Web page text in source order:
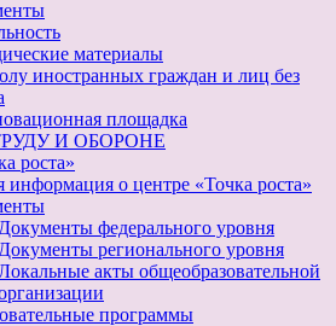
материалы
иностранных граждан и лиц без
площадка
И ОБОРОНЕ
роста»
о центре «Точка роста»
Документы федерального уровня
Документы регионального уровня
акты общеобразовательной
программы